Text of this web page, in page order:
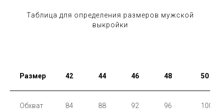
Таблица для определения размеров мужской
выкройки
Размер 42 44 46 48 50
Обхват
84 88 92 96 100